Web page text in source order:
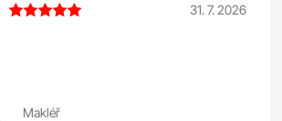
31. 7. 2026
Makléř